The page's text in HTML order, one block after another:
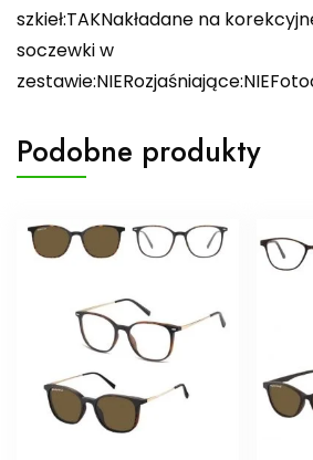
szkieł:TAKNakładane na
soczewki w
Podobne produkty